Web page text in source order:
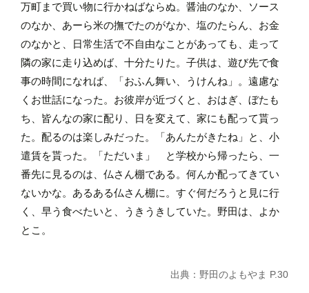
万町まで買い物に行かねばならぬ。醤油のなか、ソース
のなか、あーら米の撫でたのがなか、塩のたらん、お金
のなかと、日常生活で不自由なことがあっても、走って
隣の家に走り込めば、十分たりた。子供は、遊び先で食
事の時間になれば、「おふん舞い、うけんね」。遠慮な
くお世話になった。お彼岸が近づくと、おはぎ、ぼたも
ち、皆んなの家に配り、日を変えて、家にも配って貰っ
た。配るのは楽しみだった。「あんたがきたね」と、小
遣賃を貰った。「ただいま」 と学校から帰ったら、一
番先に見るのは、仏さん棚である。何んか配ってきてい
ないかな。あるある仏さん棚に。すぐ何だろうと見に行
く、早う食べたいと、うきうきしていた。野田は、よか
とこ。
出典：野田のよもやま P.30